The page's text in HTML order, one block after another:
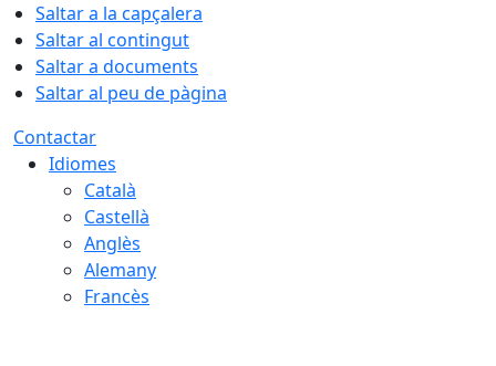
Saltar a la capçalera
Saltar al contingut
Saltar a documents
Saltar al peu de pàgina
Contactar
Idiomes
Català
Castellà
Anglès
Alemany
Francès